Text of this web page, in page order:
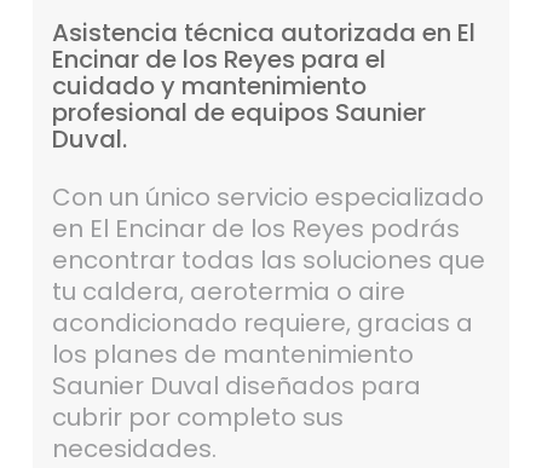
Asistencia técnica autorizada en El
Encinar de los Reyes para el
cuidadoy mantenimiento
profesional deequipos Saunier
Duval.
Con un único servicio especializado
en El Encinar de los Reyes podrás
encontrar todas las soluciones que
tu caldera, aerotermia o aire
acondicionado requiere, gracias a
los planes de mantenimiento
Saunier Duval diseñados para
cubrir por completo sus
necesidades.